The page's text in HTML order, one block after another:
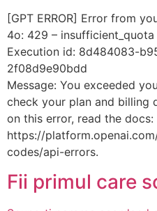
[GPT ERROR] Error from
4o: 429 – insufficient_quota
Execution id: 8d484083-
2f08d9e90bdd
Message: You exceeded
check your plan and billing
on this error, read the docs:
https://
codes/api-errors.
Fii primul care